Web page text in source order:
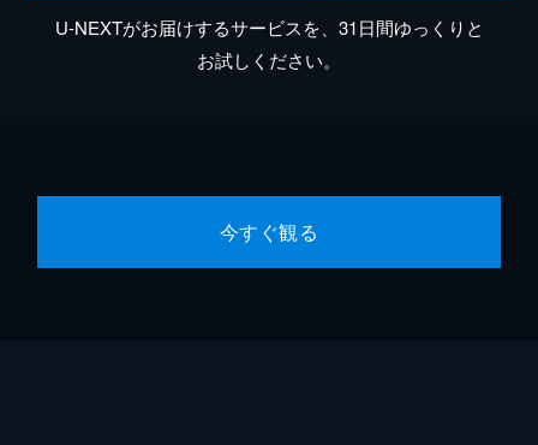
U-NEXTがお届けするサービスを、31日間ゆっくりと
お試しください。
今すぐ観る